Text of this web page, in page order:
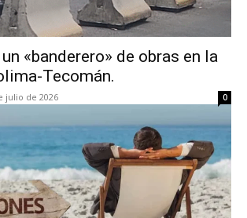
«banderero» de obras en la
Tecomán.
julio de 2026 0